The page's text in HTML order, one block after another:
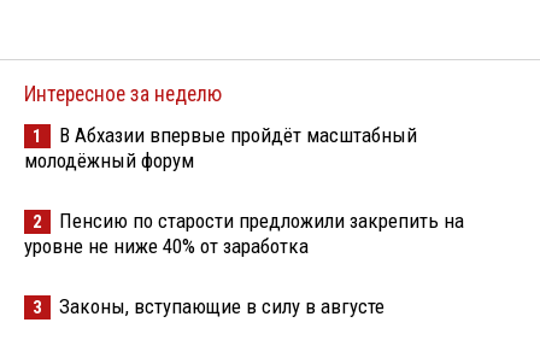
Интересное за неделю
1
В Абхазии впервые пройдёт масштабный
молодёжный форум
2
Пенсию по старости предложили закрепить на
уровне не ниже 40% от заработка
3 Законы, вступающие в силу в августе